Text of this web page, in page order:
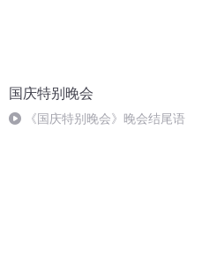
国庆特别晚会
《国庆特别晚会》晚会结尾语